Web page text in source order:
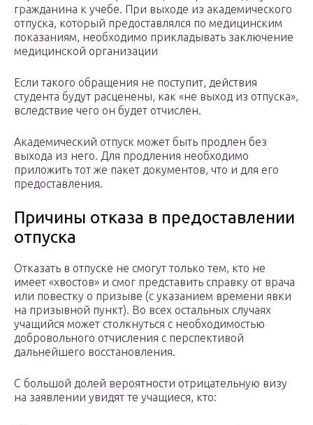
гражданина к учебе. При выходе из академического
отпуска, который предоставлялся по медицинским
показаниям, необходимо прикладывать заключение
медицинской организации
Если такого обращения не поступит, действия
студента будут расценены, как «не выход из отпуска»,
вследствие чего он будет отчислен.
Академический отпуск может быть продлен без
выхода из него. Для продления необходимо
приложить тот же пакет документов, что и для его
предоставления.
Причины отказа в предоставлении
отпуска
Отказать в отпуске не смогут только тем, кто не
имеет «хвостов» и смог представить справку от врача
или повестку о призыве (с указанием времени явки
на призывной пункт). Во всех остальных случаях
учащийся может столкнуться с необходимостью
добровольного отчисления с перспективой
дальнейшего восстановления.
С большой долей вероятности отрицательную визу
на заявлении увидят те учащиеся, кто: